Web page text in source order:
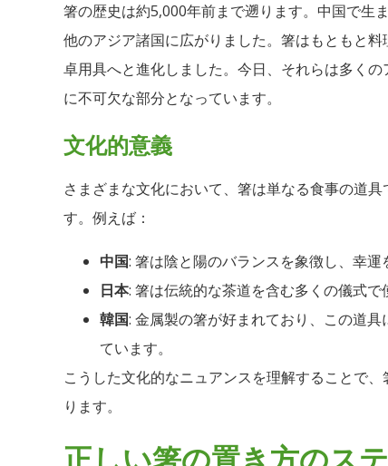
箸の歴史は約5,000年前まで遡ります。中国で生
他のアジア諸国に広がりました。箸はもともと
卓用具へと進化しました。今日、それらは多く
に不可欠な部分となっています。
文化的意義
さまざまな文化において、箸は単なる食事の道
す。例えば：
中国: 箸は陰と陽のバランスを象徴し、幸運
日本: 箸は伝統的な茶道を含む多くの儀式で
韓国: 金属製の箸が好まれており、この道
ています。
こうした文化的なニュアンスを理解することで
ります。
正しい箸の置き方のス